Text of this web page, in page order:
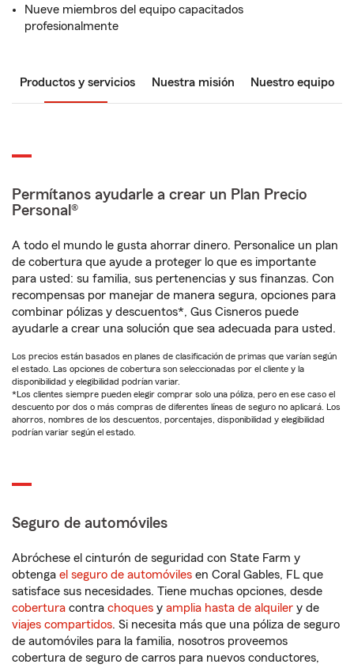
Nueve miembros del equipo capacitados
profesionalmente
Productos y servicios Nuestra misión Nuestro equipo
Permítanos ayudarle a crear un Plan Precio
Personal®
A todo el mundo le gusta ahorrar dinero. Personalice un plan
de cobertura que ayude a proteger lo que es importante
para usted: su familia, sus pertenencias y sus finanzas. Con
recompensas por manejar de manera segura, opciones para
combinar pólizas y descuentos*, Gus Cisneros puede
ayudarle a crear una solución que sea adecuada para usted.
Los precios están basados en planes de clasificación de primas que varían según
el estado. Las opciones de cobertura son seleccionadas por el cliente y la
disponibilidad y elegibilidad podrían variar.
*Los clientes siempre pueden elegir comprar solo una póliza, pero en ese caso el
descuento por dos o más compras de diferentes líneas de seguro no aplicará. Los
ahorros, nombres de los descuentos, porcentajes, disponibilidad y elegibilidad
podrían variar según el estado.
Seguro de automóviles
Abróchese el cinturón de seguridad con State Farm y
obtenga el seguro de automóviles en Coral Gables, FL que
satisface sus necesidades. Tiene muchas opciones, desde
cobertura contra choques y amplia hasta de alquiler y de
viajes compartidos. Si necesita más que una póliza de seguro
de automóviles para la familia, nosotros proveemos
cobertura de seguro de carros para nuevos conductores,